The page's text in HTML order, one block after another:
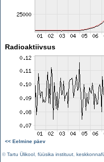
Radioaktiivsus
<< Eelmine päev
©Tartu Ülikool füüsika instituut